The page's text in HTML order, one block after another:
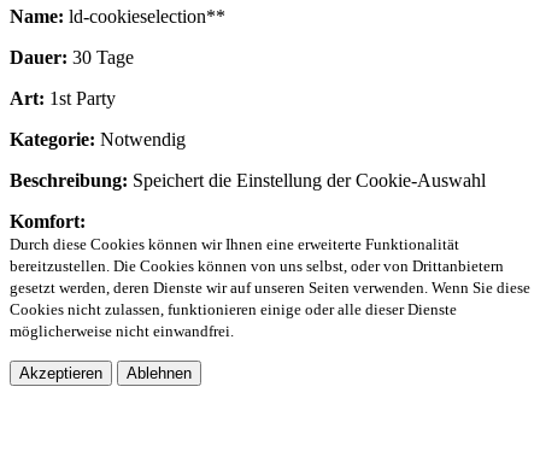
Name: ld-cookieselection**
Dauer: 30 Tage
Art: 1st Party
Kategorie: Notwendig
Beschreibung: Speichert die Einstellung der Cookie-Auswahl
Komfort:
Durch diese Cookies können wir Ihnen eine erweiterte Funktionalität
bereitzustellen. Die Cookies können von uns selbst, oder von Drittanbietern
gesetzt werden, deren Dienste wir auf unseren Seiten verwenden. Wenn Sie diese
Cookies nicht zulassen, funktionieren einige oder alle dieser Dienste
möglicherweise nicht einwandfrei.
Akzeptieren Ablehnen